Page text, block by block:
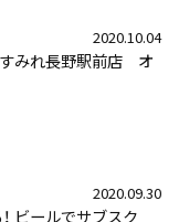
2020.10.04
みれ長野駅前店 オ
2020.09.30
ビールでサブスク